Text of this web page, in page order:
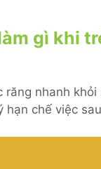
gì khi
nhanh khỏi
hạn chế việc